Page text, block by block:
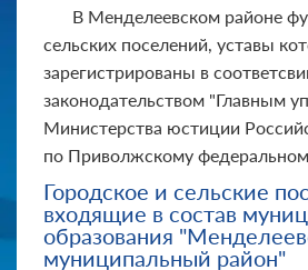
В Менделеевском районе
сельских поселений, уставы
зарегистрированы в
законодательством "Главным
Министерства юстиции
по Приволжскому
Городское и сельские
входящие в состав
образования
муниципальный район"